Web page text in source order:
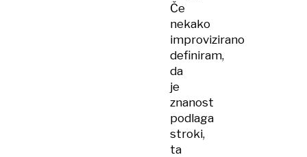
Če
nekako
improvizirano
definiram,
da
je
znanost
podlaga
stroki,
ta